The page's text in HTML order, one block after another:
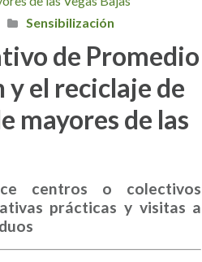
Sensibilización
de Promedio
y el reciclaje de
mayores de las
centros o colectivos
prácticas y visitas a